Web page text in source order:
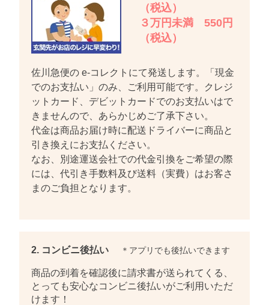
（税込）
３万円未満 550円
（税込）
佐川急便の e-コレクトにて発送します。「現金
でのお支払い」のみ、ご利用可能です。クレジ
ットカード、デビットカードでのお支払いはで
きませんので、あらかじめご了承下さい。
代金は商品お届け時に配送ドライバーに商品と
引き換えにお支払ください。
なお、別途運送会社での代金引換をご希望の際
には、代引き手数料及び送料（実費）はお客さ
まのご負担となります。
2. コンビニ後払い ＊アプリでも後払いできます
商品の到着を確認後に請求書が送られてくる、
とっても安心なコンビニ後払いがご利用いただ
けます！